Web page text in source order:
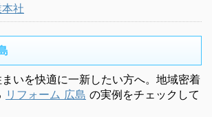
社
いを快適に一新したい方へ。地域密着
リフォーム 広島 の実例をチェックして